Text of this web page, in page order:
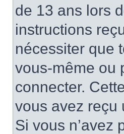
de 13 ans lors
instructions
nécessiter que
vous-même ou
connecter.
vous avez reçu
Si vous n’avez